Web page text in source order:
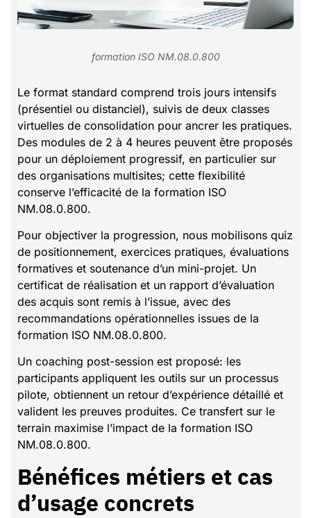
formation ISO NM.08.0.800
Le format standard comprend trois jours intensifs
(présentiel ou distanciel), suivis de deux classes
virtuelles de consolidation pour ancrer les pratiques.
Des modules de 2 à 4 heures peuvent être proposés
pour un déploiement progressif, en particulier sur
des organisations multisites; cette flexibilité
conserve l’efficacité de la formation ISO
NM.08.0.800.
Pour objectiver la progression, nous mobilisons quiz
de positionnement, exercices pratiques, évaluations
formatives et soutenance d’un mini-projet. Un
certificat de réalisation et un rapport d’évaluation
des acquis sont remis à l’issue, avec des
recommandations opérationnelles issues de la
formation ISO NM.08.0.800.
Un coaching post-session est proposé: les
participants appliquent les outils sur un processus
pilote, obtiennent un retour d’expérience détaillé et
valident les preuves produites. Ce transfert sur le
terrain maximise l’impact de la formation ISO
NM.08.0.800.
Bénéfices métiers et cas
d’usage concrets